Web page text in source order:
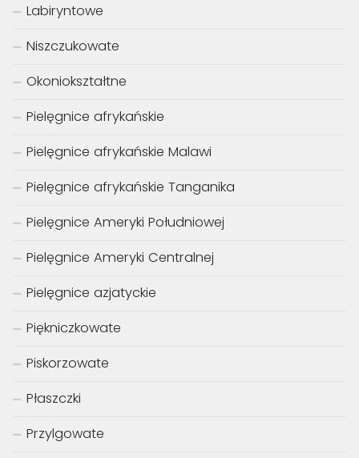
Labiryntowe
Niszczukowate
Okoniokształtne
Pielęgnice afrykańskie
Pielęgnice afrykańskie Malawi
Pielęgnice afrykańskie Tanganika
Pielęgnice Ameryki Południowej
Pielęgnice Ameryki Centralnej
Pielęgnice azjatyckie
Piękniczkowate
Piskorzowate
Płaszczki
Przylgowate